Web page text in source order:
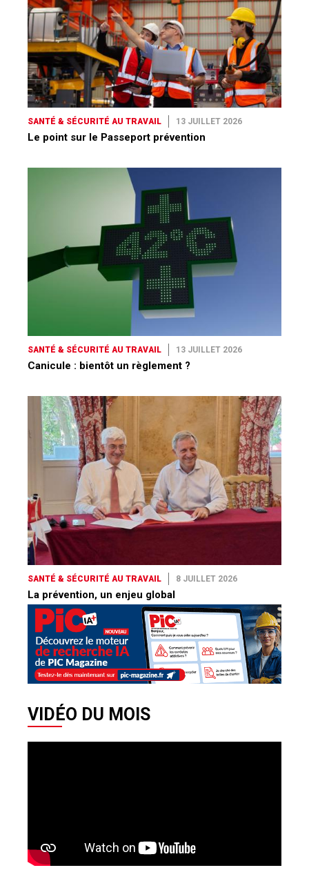
SANTÉ & SÉCURITÉ AU TRAVAIL 13 JUILLET 2026
Le point sur le Passeport prévention
SANTÉ & SÉCURITÉ AU TRAVAIL 13 JUILLET 2026
Canicule : bientôt un règlement ?
SANTÉ & SÉCURITÉ AU TRAVAIL 8 JUILLET 2026
La prévention, un enjeu global
VIDÉO DU MOIS